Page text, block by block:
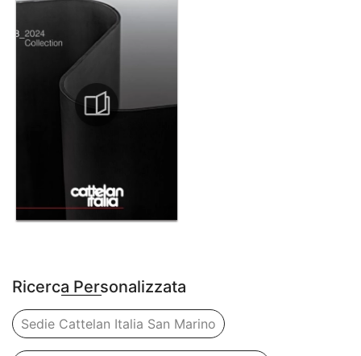
Ricerca Personalizzata
Sedie Cattelan Italia San Marino